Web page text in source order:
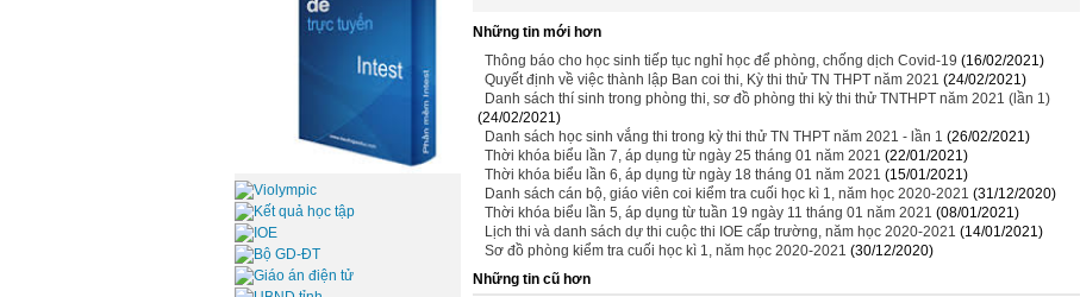
Những tin mới hơn
Thông báo cho học sinh tiếp tục nghỉ học để phòng, chống dịch Covid-19 (16/02/2021)
Quyết định về việc thành lập Ban coi thi, Kỳ thi thử TN THPT năm 2021 (24/02/2021)
Danh sách thí sinh trong phòng thi, sơ đồ phòng thi kỳ thi thử TNTHPT năm 2021 (lần 1)
(24/02/2021)
Danh sách học sinh vắng thi trong kỳ thi thử TN THPT năm 2021 - lần 1 (26/02/2021)
Thời khóa biểu lần 7, áp dụng từ ngày 25 tháng 01 năm 2021 (22/01/2021)
Thời khóa biểu lần 6, áp dụng từ ngày 18 tháng 01 năm 2021 (15/01/2021)
Danh sách cán bộ, giáo viên coi kiểm tra cuối học kì 1, năm học 2020-2021 (31/12/2020)
Thời khóa biểu lần 5, áp dụng từ tuần 19 ngày 11 tháng 01 năm 2021 (08/01/2021)
Lịch thi và danh sách dự thi cuộc thi IOE cấp trường, năm học 2020-2021 (14/01/2021)
Sơ đồ phòng kiểm tra cuối học kì 1, năm học 2020-2021 (30/12/2020)
Những tin cũ hơn